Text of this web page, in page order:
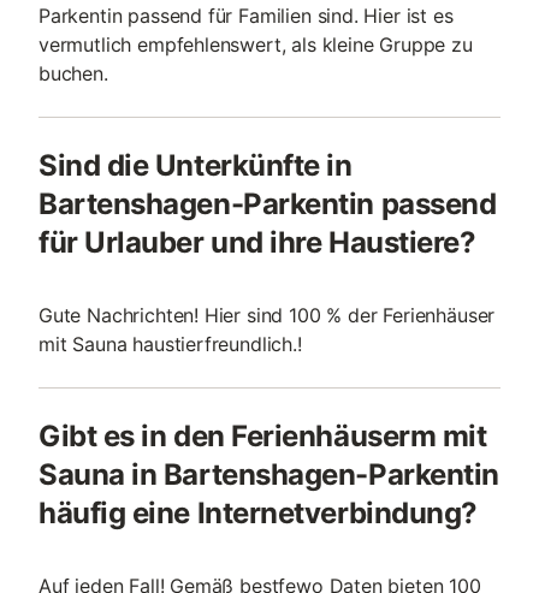
Parkentin passend für Familien sind. Hier ist es
vermutlich empfehlenswert, als kleine Gruppe zu
buchen.
Sind die Unterkünfte in
Bartenshagen-Parkentin passend
für Urlauber und ihre Haustiere?
Gute Nachrichten! Hier sind 100 % der Ferienhäuser
mit Sauna haustierfreundlich.!
Gibt es in den Ferienhäuserm mit
Sauna in Bartenshagen-Parkentin
häufig eine Internetverbindung?
Auf jeden Fall! Gemäß bestfewo Daten bieten 100